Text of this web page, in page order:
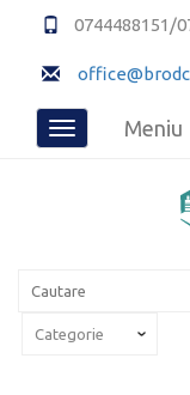
0744488151/
Toggle
Meniu